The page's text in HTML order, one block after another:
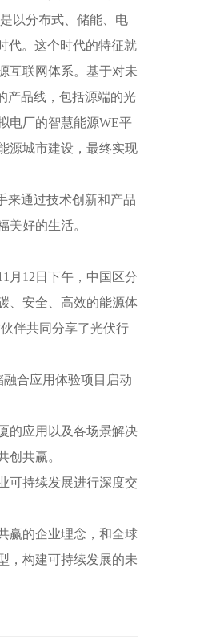
以分布式、储能、电
代。这个时代的特征就
互联网体系。基于对未
产品线，包括源端的光
电厂的智慧能源WE平
源城市建设，最终实现
通过技术创新和产品
好的生活。
12日下午，中国区分
、安全、高效的能源体
伴共同分享了光伏行
合应用体验项目启动
应用以及各场景解决
创共赢。
持续发展进行深度交
的企业理念，和全球
，构建可持续发展的未